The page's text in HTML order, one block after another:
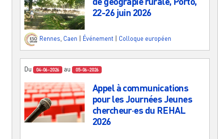
22-26 juin 2026
Rennes, Caen Événement Colloque européen
Du 04-06-2026 au 05-06-2026
Appel à communications
pour les Journées Jeunes
chercheur·es du REHAL
2026